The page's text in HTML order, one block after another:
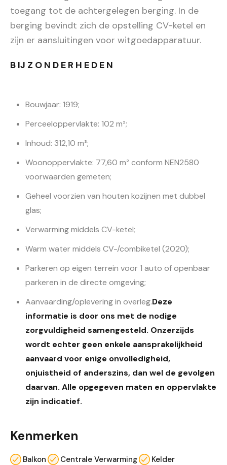
toegang tot de achtergelegen berging. In de
berging bevindt zich de opstelling CV-ketel en
zijn er aansluitingen voor witgoedapparatuur.
B IJ Z O N D E R H E D E N
Bouwjaar: 1919;
Perceeloppervlakte: 102 m²;
Inhoud: 312,10 m³;
Woonoppervlakte: 77,60 m² conform NEN2580
voorwaarden gemeten;
Geheel voorzien van houten kozijnen met dubbel
glas;
Verwarming middels CV-ketel;
Warm water middels CV-/combiketel (2020);
Parkeren op eigen terrein voor 1 auto of openbaar
parkeren in de directe omgeving;
Aanvaarding/oplevering in overleg.Deze
informatie is door ons met de nodige
zorgvuldigheid samengesteld. Onzerzijds
wordt echter geen enkele aansprakelijkheid
aanvaard voor enige onvolledigheid,
onjuistheid of anderszins, dan wel de gevolgen
daarvan. Alle opgegeven maten en oppervlakte
zijn indicatief.
Kenmerken
Balkon Centrale Verwarming Kelder